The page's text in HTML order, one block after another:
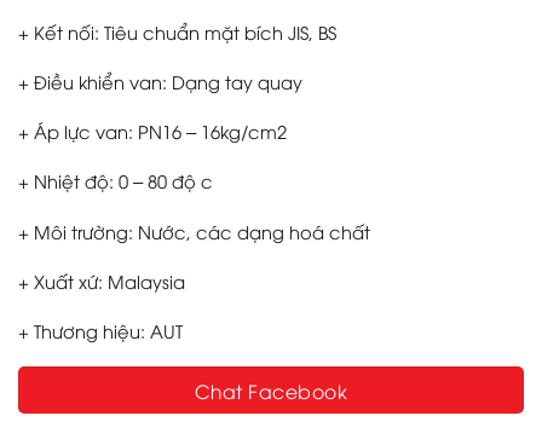
+ Kết nối: Tiêu chuẩn mặt bích JIS, BS
+ Điều khiển van: Dạng tay quay
+ Áp lực van: PN16 – 16kg/cm2
+ Nhiệt độ: 0 – 80 độ c
+ Môi trường: Nước, các dạng hoá chất
+ Xuất xứ: Malaysia
+ Thương hiệu: AUT
Chat Facebook